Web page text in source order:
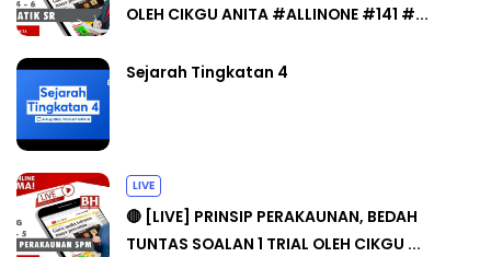
OLEH CIKGU ANITA #ALLINONE #141 #...
Sejarah Tingkatan 4
LIVE
🔴 [LIVE] PRINSIP PERAKAUNAN, BEDAH
TUNTAS SOALAN 1 TRIAL OLEH CIKGU ...